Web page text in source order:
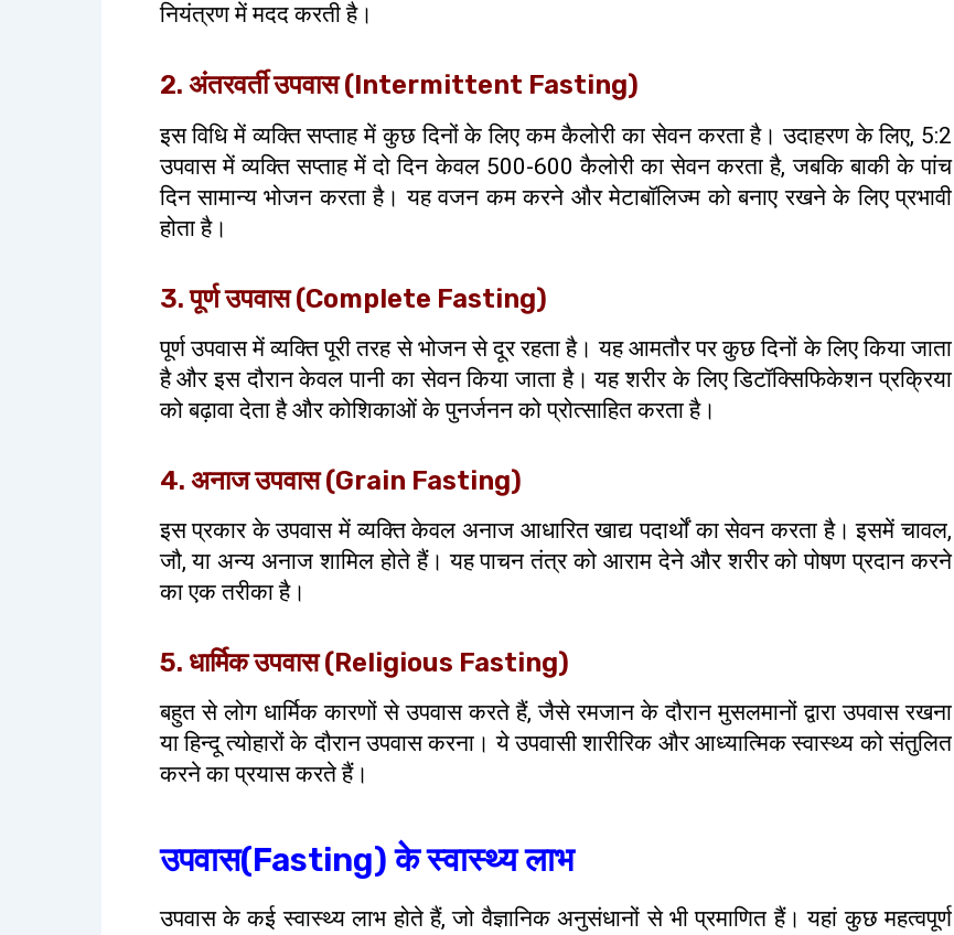
नियंत्रण में मदद करती है।
2. अंतरवर्ती उपवास (Intermittent Fasting)
इस विधि में व्यक्ति सप्ताह में कुछ दिनों के लिए कम कैलोरी का सेवन करता है। उदाहरण के लिए, 5:2
उपवास में व्यक्ति सप्ताह में दो दिन केवल 500-600 कैलोरी का सेवन करता है, जबकि बाकी के पांच
दिन सामान्य भोजन करता है। यह वजन कम करने और मेटाबॉलिज्म को बनाए रखने के लिए प्रभावी
होता है।
3. पूर्ण उपवास (Complete Fasting)
पूर्ण उपवास में व्यक्ति पूरी तरह से भोजन से दूर रहता है। यह आमतौर पर कुछ दिनों के लिए किया जाता
है और इस दौरान केवल पानी का सेवन किया जाता है। यह शरीर के लिए डिटॉक्सिफिकेशन प्रक्रिया
को बढ़ावा देता है और कोशिकाओं के पुनर्जनन को प्रोत्साहित करता है।
4. अनाज उपवास (Grain Fasting)
इस प्रकार के उपवास में व्यक्ति केवल अनाज आधारित खाद्य पदार्थों का सेवन करता है। इसमें चावल,
जौ, या अन्य अनाज शामिल होते हैं। यह पाचन तंत्र को आराम देने और शरीर को पोषण प्रदान करने
का एक तरीका है।
5. धार्मिक उपवास (Religious Fasting)
बहुत से लोग धार्मिक कारणों से उपवास करते हैं, जैसे रमजान के दौरान मुसलमानों द्वारा उपवास रखना
या हिन्दू त्योहारों के दौरान उपवास करना। ये उपवासी शारीरिक और आध्यात्मिक स्वास्थ्य को संतुलित
करने का प्रयास करते हैं।
उपवास(Fasting) के स्वास्थ्य लाभ
उपवास के कई स्वास्थ्य लाभ होते हैं, जो वैज्ञानिक अनुसंधानों से भी प्रमाणित हैं। यहां कुछ महत्वपूर्ण